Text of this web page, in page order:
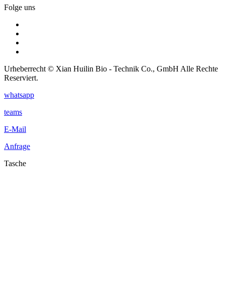
Folge uns
Urheberrecht © Xian Huilin Bio - Technik Co., GmbH Alle Rechte
Reserviert.
whatsapp
teams
E-Mail
Anfrage
Tasche